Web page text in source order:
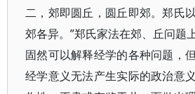
二，郊即圆丘，圆丘即郊。郑氏
郊各异。”郑氏家法在郊、丘问题
固然可以解释经学的各种问题，
经学意义无法产生实际的政治意